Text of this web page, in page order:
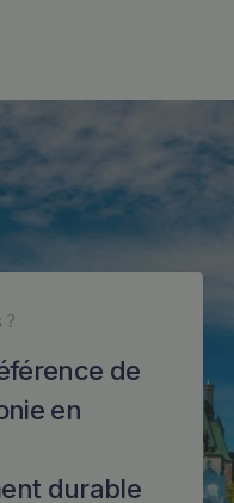
?
de
en
durable